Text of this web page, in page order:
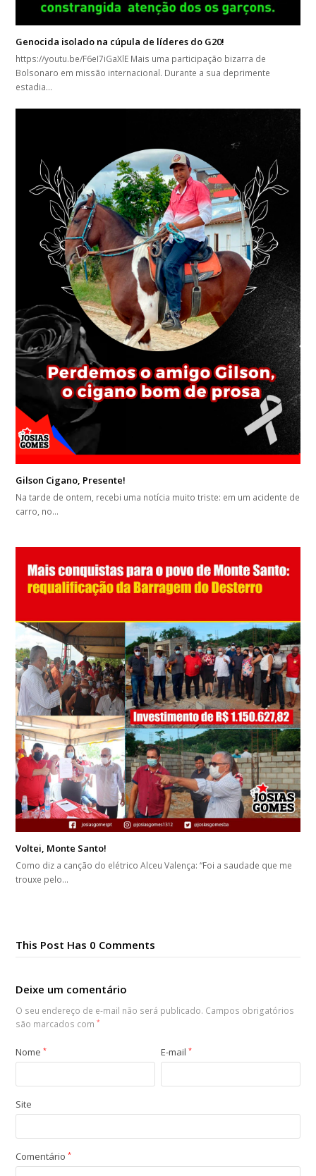
Genocida isolado na cúpula de líderes do G20!
https://youtu.be/F6eI7iGaXlE Mais uma participação bizarra de
Bolsonaro em missão internacional. Durante a sua deprimente
estadia…
Gilson Cigano, Presente!
Na tarde de ontem, recebi uma notícia muito triste: em um acidente de
carro, no…
Voltei, Monte Santo!
Como diz a canção do elétrico Alceu Valença: “Foi a saudade que me
trouxe pelo…
This Post Has 0 Comments
Deixe um comentário
O seu endereço de e-mail não será publicado. Campos obrigatórios
são marcados com*
Nome* E-mail*
Site
Comentário*